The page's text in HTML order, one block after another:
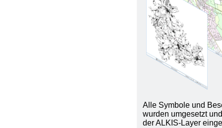
Alle Symbole und
wurden umgesetzt
der ALKIS-Layer